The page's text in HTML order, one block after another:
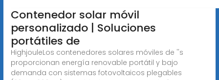
Contenedor solar móvil
personalizado | Soluciones
portátiles de
HighjouleLos contenedores solares móviles de ''s
proporcionan energía renovable portátil y bajo
demanda con sistemas fotovoltaicos plegables